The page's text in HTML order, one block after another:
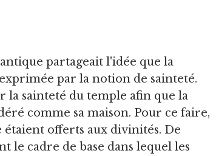
partageait l'idée que la
par la notion de sainteté.
la sainteté du temple afin que la
comme sa maison. Pour ce faire,
étaient offerts aux divinités. De
le cadre de base dans lequel les